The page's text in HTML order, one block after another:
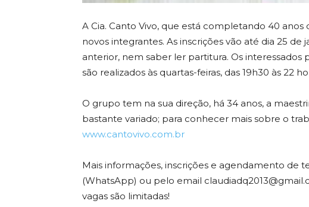
A Cia. Canto Vivo, que está completando 40
novos integrantes. As inscrições vão até dia 25
anterior, nem saber ler partitura. Os interessados
são realizados às quartas-feiras, das 19h30 às 22
O grupo tem na sua direção, há 34 anos, a
bastante variado; para conhecer mais sobre o
www.cantovivo.com.br
Mais informações, inscrições e agendamento de
(WhatsApp) ou pelo email
vagas são limitadas!